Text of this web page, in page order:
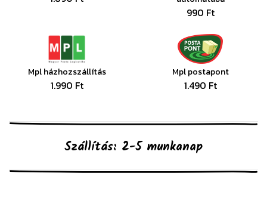
990 Ft
Mpl házhozszállítás
1.990 Ft
Mpl postapont
1.490 Ft
Szállítás: 2-5 munkanap